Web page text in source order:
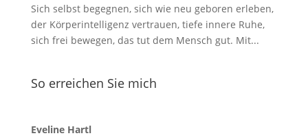
Sich selbst begegnen, sich wie neu geboren erleben,
der Körperintelligenz vertrauen, tiefe innere Ruhe,
sich frei bewegen, das tut dem Mensch gut. Mit...
So erreichen Sie mich
Eveline Hartl